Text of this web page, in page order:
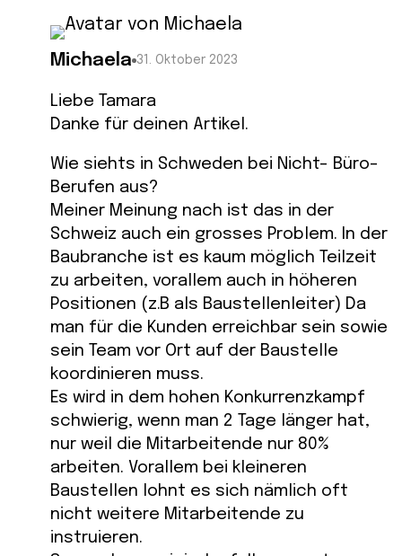
Michaela 31. Oktober 2023
Liebe Tamara
Danke für deinen Artikel.
Wie siehts in Schweden bei Nicht- Büro-
Berufen aus?
Meiner Meinung nach ist das in der
Schweiz auch ein grosses Problem. In der
Baubranche ist es kaum möglich Teilzeit
zu arbeiten, vorallem auch in höheren
Positionen (z.B als Baustellenleiter) Da
man für die Kunden erreichbar sein sowie
sein Team vor Ort auf der Baustelle
koordinieren muss.
Es wird in dem hohen Konkurrenzkampf
schwierig, wenn man 2 Tage länger hat,
nur weil die Mitarbeitende nur 80%
arbeiten. Vorallem bei kleineren
Baustellen lohnt es sich nämlich oft
nicht weitere Mitarbeitende zu
instruieren.